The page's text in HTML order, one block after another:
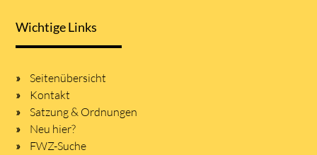
Wichtige Links
Seitenübersicht
Kontakt
Satzung & Ordnungen
Neu hier?
FWZ-Suche